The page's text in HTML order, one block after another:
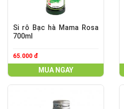
Si rô Bạc hà Mama Rosa
700ml
65.000 đ
MUA NGAY